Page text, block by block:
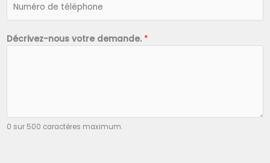
Décrivez-nous votre demande. *
0 sur 500 caractères maximum.